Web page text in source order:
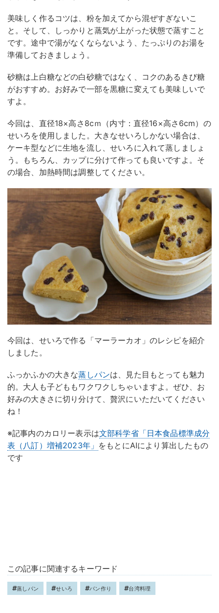
美味しく作るコツは、粉を加えてから混ぜすぎないこ
と。そして、しっかりと蒸気が上がった状態で蒸すこと
です。途中で湯がなくならないよう、たっぷりのお湯を
準備しておきましょう。
砂糖は上白糖などの白砂糖ではなく、コクのあるきび糖
がおすすめ。お好みで一部を黒糖に変えても美味しいで
すよ。
今回は、直径18×高さ8cｍ（内寸：直径16×高さ6cm）の
せいろを使用しました。大きなせいろしかない場合は、
ケーキ型などに生地を流し、せいろに入れて蒸しましょ
う。もちろん、カップに分けて作っても良いですよ。そ
の場合、加熱時間は調整してください。
今回は、せいろで作る「マーラーカオ」のレシピを紹介
しました。
ふっかふかの大きな蒸しパンは、見た目もとっても魅力
的。大人も子どももワクワクしちゃいますよ。ぜひ、お
好みの大きさに切り分けて、贅沢にいただいてください
ね！
※記事内のカロリー表示は文部科学省「日本食品標準成分
表（八訂）増補2023年」 をもとにAIにより算出したもの
です
この記事に関連するキーワード
蒸しパン せいろ パン作り 台湾料理